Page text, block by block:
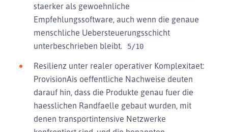
staerker als gewoehnliche
Empfehlungssoftware, auch wenn die genaue
menschliche Uebersteuerungsschicht
unterbeschrieben bleibt.
5/10
Resilienz unter realer operativer Komplexitaet:
ProvisionAis oeffentliche Nachweise deuten
darauf hin, dass die Produkte genau fuer die
haesslichen Randfaelle gebaut wurden, mit
denen transportintensive Netzwerke